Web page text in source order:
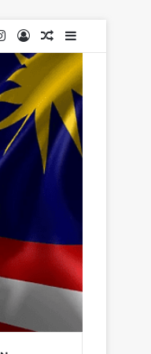
Instagram
Log InRandom Article